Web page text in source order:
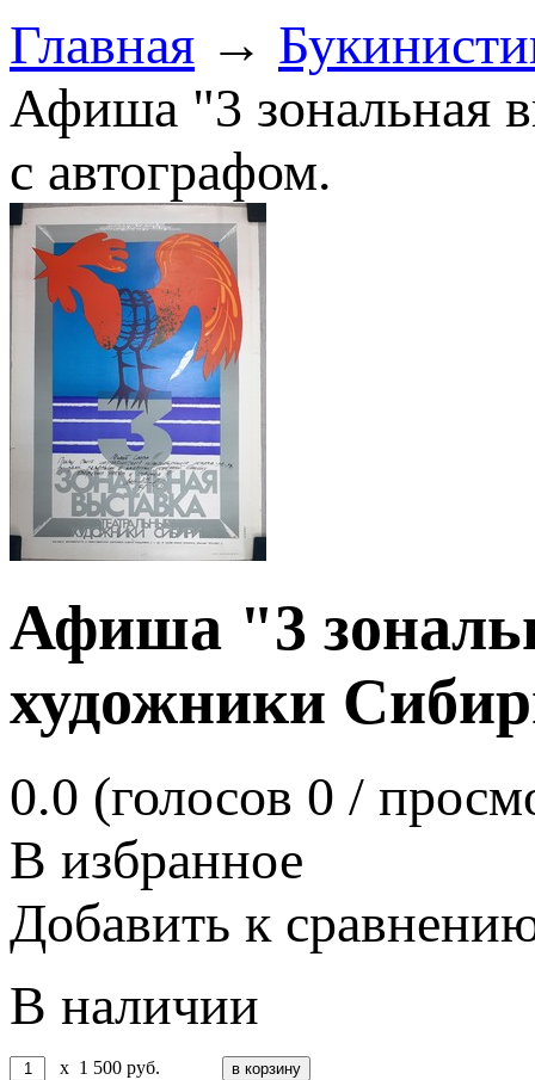
Главная →
Афиша "3 зональная
с автографом.
Афиша "3
художники
0.0 (голосов 0 /
В избранное
Добавить к
В наличии
x 1 500 руб.